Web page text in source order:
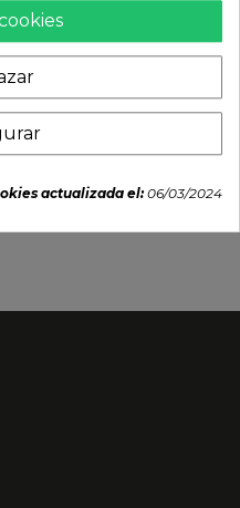
20cm. "
actualizada el:06/03/2024